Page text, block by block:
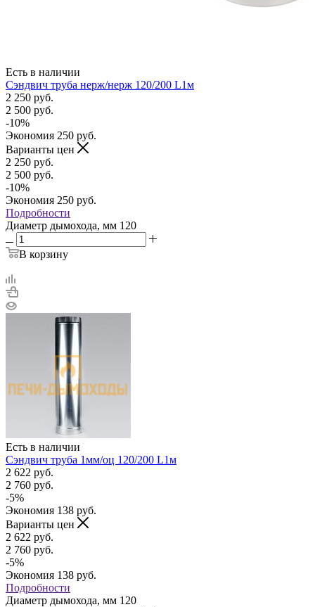
Есть в наличии
Сэндвич труба нерж/нерж 120/200 L1м
2 250 руб.
2 500 руб.
-10%
Экономия 250 руб.
Варианты цен
2 250 руб.
2 500 руб.
-10%
Экономия 250 руб.
Подробности
Диаметр дымохода, мм 120
В корзину
Есть в наличии
Сэндвич труба 1мм/оц 120/200 L1м
2 622 руб.
2 760 руб.
-5%
Экономия 138 руб.
Варианты цен
2 622 руб.
2 760 руб.
-5%
Экономия 138 руб.
Подробности
Диаметр дымохода, мм 120